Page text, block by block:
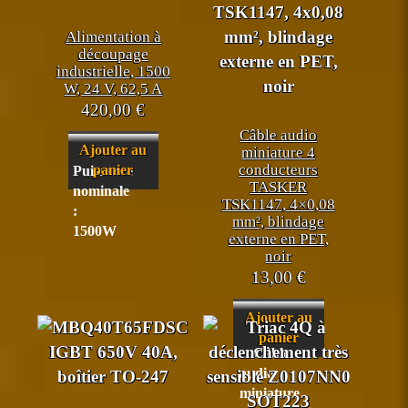
Alimentation à
découpage
industrielle, 1500
W, 24 V, 62,5 A
420,00€
Ajouter au
panier
Puissance
nominale
:
1500W
Câble audio
miniature 4
conducteurs
TASKER
TSK1147, 4×0,08
mm², blindage
externe en PET,
noir
13,00€
Ajouter au
panier
Câble
audio
miniature